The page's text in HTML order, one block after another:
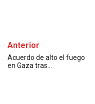
Anterior
Acuerdo de alto el fuego
en Gaza tras…